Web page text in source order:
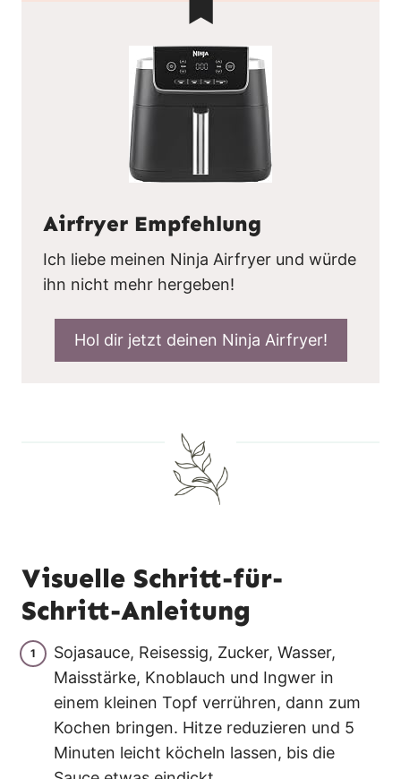
Airfryer Empfehlung
Ich liebe meinen Ninja Airfryer und würde
ihn nicht mehr hergeben!
Hol dir jetzt deinen Ninja Airfryer!
Visuelle Schritt-für-
Schritt-Anleitung
Sojasauce, Reisessig, Zucker, Wasser,
Maisstärke, Knoblauch und Ingwer in
einem kleinen Topf verrühren, dann zum
Kochen bringen. Hitze reduzieren und 5
Minuten leicht köcheln lassen, bis die